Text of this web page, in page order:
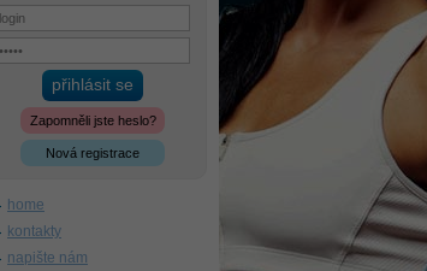
přihlásit se
Zapomněli jste heslo?
Nová registrace
home
kontakty
napište nám